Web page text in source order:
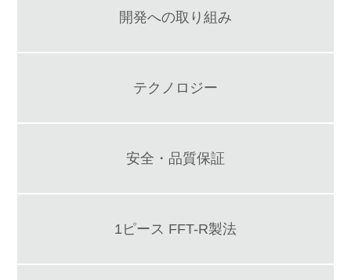
開発への取り組み
テクノロジー
安全・品質保証
1ピース FFT-R製法